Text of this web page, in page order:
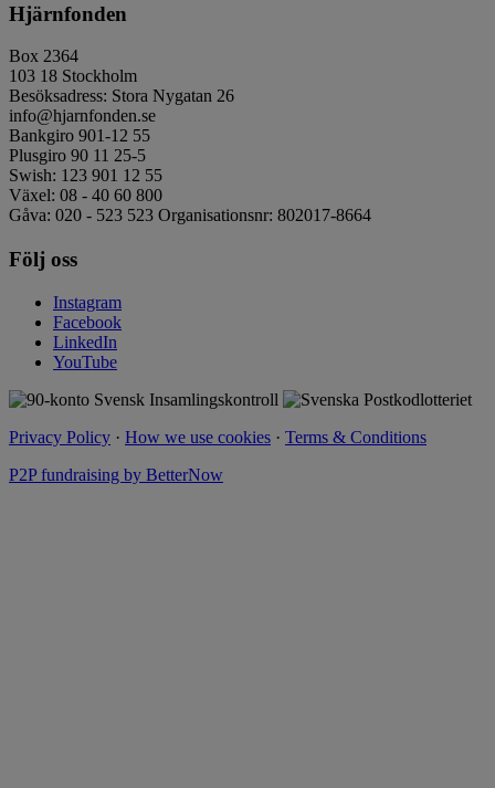
Hjärnfonden
Box 2364
103 18 Stockholm
Besöksadress: Stora Nygatan 26
info@hjarnfonden.se
Bankgiro 901-12 55
Plusgiro 90 11 25-5
Swish: 123 901 12 55
Växel: 08 - 40 60 800
Gåva: 020 - 523 523 Organisationsnr: 802017-8664
Följ oss
Instagram
Facebook
LinkedIn
YouTube
Privacy Policy · How we use cookies · Terms & Conditions
P2P fundraising by BetterNow